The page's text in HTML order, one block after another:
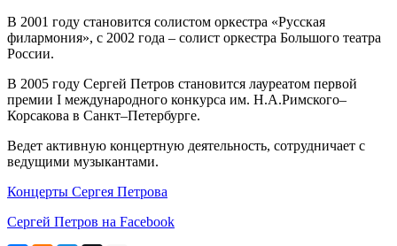
В 2001 году становится солистом оркестра «Русская
филармония», с 2002 года – солист оркестра Большого театра
России.
В 2005 году Сергей Петров становится лауреатом первой
премии I международного конкурса им. Н.А.Римского–
Корсакова в Санкт–Петербурге.
Ведет активную концертную деятельность, сотрудничает с
ведущими музыкантами.
Концерты Сергея Петрова
Сергей Петров на Facebook